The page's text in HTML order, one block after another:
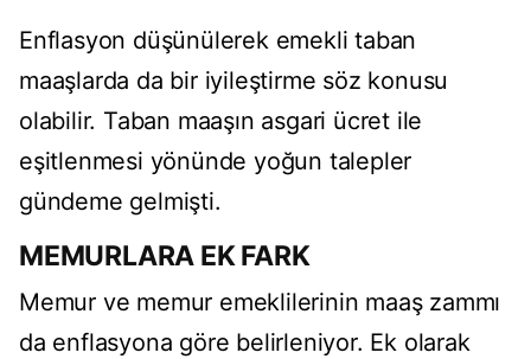
Enflasyon düşünülerek emekli taban
maaşlarda da bir iyileştirme söz konusu
olabilir. Taban maaşın asgari ücret ile
eşitlenmesi yönünde yoğun talepler
gündeme gelmişti.
MEMURLARA EK FARK
Memur ve memur emeklilerinin maaş zammı
da enflasyona göre belirleniyor. Ek olarak